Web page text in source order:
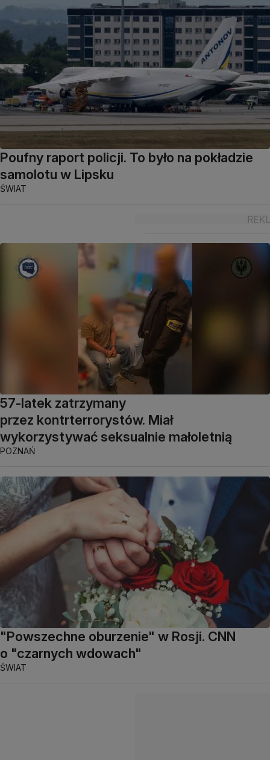
Poufny raport policji. To było na pokładzie
samolotu w Lipsku
ŚWIAT
57-latek zatrzymany
przez kontrterrorystów. Miał
wykorzystywać seksualnie małoletnią
POZNAŃ
"Powszechne oburzenie" w Rosji. CNN
o "czarnych wdowach"
ŚWIAT